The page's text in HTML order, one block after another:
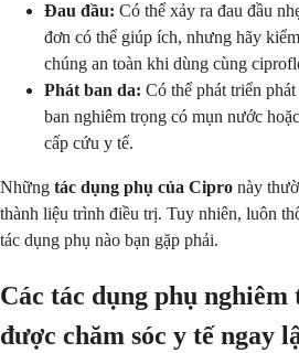
Đau đầu: Có thể xảy ra đau đầu
đơn có thể giúp ích, nhưng hãy
chúng an toàn khi dùng cùng
Phát ban da: Có thể phát triển
ban nghiêm trọng có mụn nước
cấp cứu y tế.
Những tác dụng phụ của Cipro này
thành liệu trình điều trị. Tuy nhiên, luôn
tác dụng phụ nào bạn gặp phải.
Các tác dụng phụ
được chăm sóc y tế ngay